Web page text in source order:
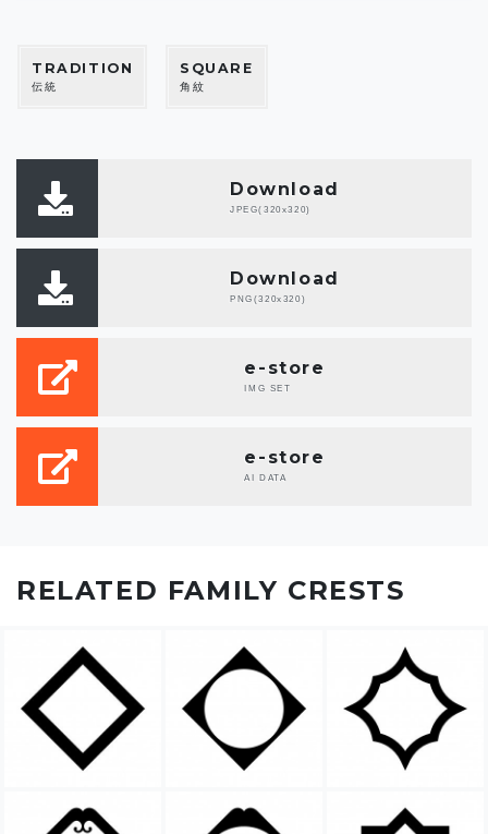
TRADITION
伝統
SQUARE
角紋
Download
JPEG(320x320)
Download
PNG(320x320)
e-store
IMG SET
e-store
AI DATA
RELATED FAMILY CRESTS